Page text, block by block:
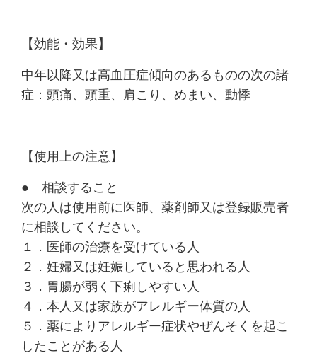
【効能・効果】
中年以降又は高血圧症傾向のあるものの次の諸
症：頭痛、頭重、肩こり、めまい、動悸
【使用上の注意】
● 相談すること
次の人は使用前に医師、薬剤師又は登録販売者
に相談してください。
１．医師の治療を受けている人
２．妊婦又は妊娠していると思われる人
３．胃腸が弱く下痢しやすい人
４．本人又は家族がアレルギー体質の人
５．薬によりアレルギー症状やぜんそくを起こ
したことがある人